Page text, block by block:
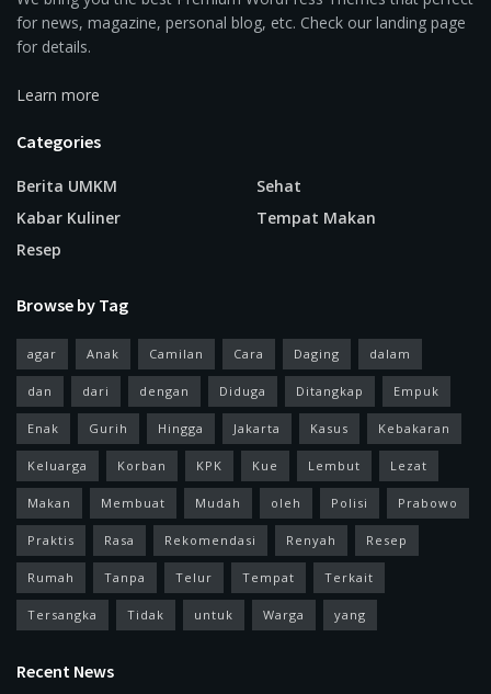
for news, magazine, personal blog, etc. Check our landing page
for details.
Learn more
Categories
Berita UMKM
Kabar Kuliner
Resep
Sehat
Tempat Makan
Browse by Tag
agar Anak Camilan Cara Daging dalam
dan dari dengan Diduga Ditangkap Empuk
Enak Gurih Hingga Jakarta Kasus Kebakaran
Keluarga Korban KPK Kue Lembut Lezat
Makan Membuat Mudah oleh Polisi Prabowo
Praktis Rasa Rekomendasi Renyah Resep
Rumah Tanpa Telur Tempat Terkait
Tersangka Tidak untuk Warga yang
Recent News